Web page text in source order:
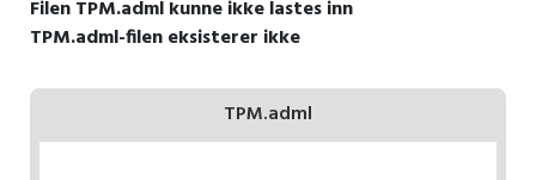
Filen TPM.adml kunne ikke lastes inn
TPM.adml-filen eksisterer ikke
TPM.adml